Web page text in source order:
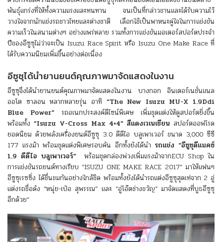
พันธุ์แกร่งที่ให้ทั้งความแรงและทนทาน จนเป็นที่กล่าวขานและได้รับความไว้
วางใจจากนักแข่งรถชาวไทยและต่างชาติ เลือกใช้เป็นพาหนะคู่ใจในการแข่งขัน
ความเร็วในสนามต่างๆ อย่างแพร่หลาย รวมทั้งการแข่งขันมอเตอร์สปอร์ตประจำ
ปีของอีซูซุไม่ว่าจะเป็น Isuzu Race Spirit หรือ Isuzu One Make Race ที่
ได้รับความนิยมเพิ่มขึ้นอย่างต่อเนื่อง
อีซูซุได้นำยานยนต์คุณภาพมาจัดแสดงในงาน
อีซูซุจึงได้นำยานยนต์คุณภาพมาจัดแสดงในงาน บางกอก อินเตอร์เนชั่นแนล
ออโต ซาลอน หลากหลายรุ่น อาทิ “The New Isuzu MU-X 1.9Ddi
Blue Power” รถอเนกประสงค์ดีไซน์พิเศษ เพิ่มชุดแต่งให้ดูสปอร์ตยิ่งขึ้น
พร้อมทั้ง“Isuzu V-Cross Max 4×4” สีแดงเวเนเชียนสปอร์ตออฟโรด
ยอดนิยม ด้วยพลังเครื่องยนต์อีซูซุ 3.0 ดีดีไอ บลูเพาเวอร์ ขนาด 3,000 ซีซี
177 แรงม้า พร้อมชุดแต่งพิเศษรอบคัน อีกทั้งยังได้นำ รถแข่ง“อีซูซุดีแมคซ์
1.9 ดีดีไอ บลูเพาเวอร์” พร้อมชุดกล่องพ่วงเพิ่มแรงม้าจากECU Shop ใน
การแข่งขันรถยนต์ทางเรียบ “ISUZU ONE MAKE RACE 2017” มาให้แฟนๆ
อีซูซุเรซซิ่ง ได้ชื่นชมกันอย่างใกล้ชิด พร้อมทั้งยังได้นำรถแต่งอีซูซุสุดเท่จาก 2 อู่
แต่งรถชื่อดัง “หนุ่ย-เป๋อ สุพรรณ” และ “อู่โอ๊ตช่างขวัญ” มาจัดแสดงที่บูธอีซูซุ
อีกด้วย”